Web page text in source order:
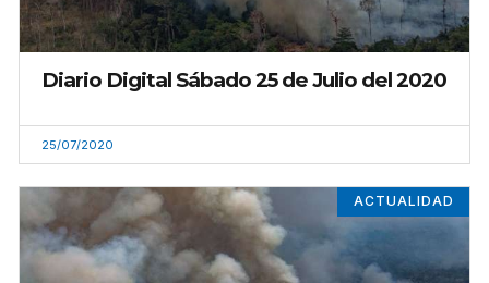
Diario Digital Sábado 25 de Julio del 2020
25/07/2020
ACTUALIDAD